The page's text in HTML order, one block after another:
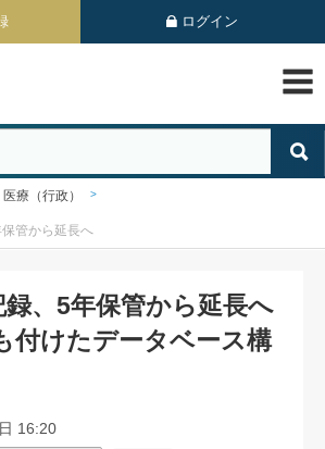
ログイン
医療（行政）
管から延長へ
、5年保管から延長へ
付けたデータベース構
16:20